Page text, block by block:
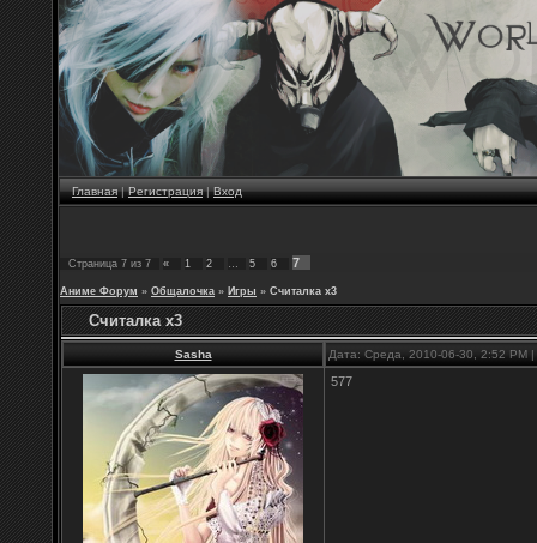
Главная|Регистрация|Вход
Страница 7 из 7 « 1 2 … 5 6 7
Аниме Форум » Общалочка » Игры » Считалка х3
Считалка х3
Sasha Дата: Среда, 2010-06-30, 2:52
577